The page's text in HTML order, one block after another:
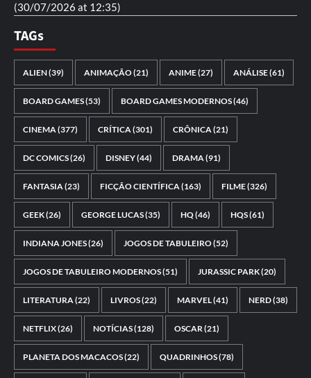
(30/07/2026 at 12:35)
TAGs
ALIEN(39) ANIMAÇÃO(21) ANIME(27) ANÁLISE(61)
BOARD GAMES(53) BOARD GAMES MODERNOS(46)
CINEMA(377) CRÍTICA(301) CRÔNICA(21)
DC COMICS(26) DISNEY(44) DRAMA(91)
FANTASIA(23) FICÇÃO CIENTÍFICA(163) FILME(326)
GEEK(26) GEORGE LUCAS(35) HQ(46) HQS(61)
INDIANA JONES(26) JOGOS DE TABULEIRO(52)
JOGOS DE TABULEIRO MODERNOS(51) JURASSIC PARK(20)
LITERATURA(22) LIVROS(22) MARVEL(41) NERD(38)
NETFLIX(26) NOTÍCIAS(128) OSCAR(21)
PLANETA DOS MACACOS(22) QUADRINHOS(78)